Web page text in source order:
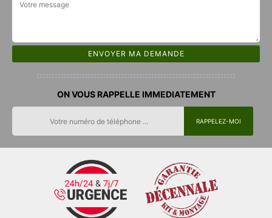
ON VOUS RAPPELLE IMMEDIATEMENT